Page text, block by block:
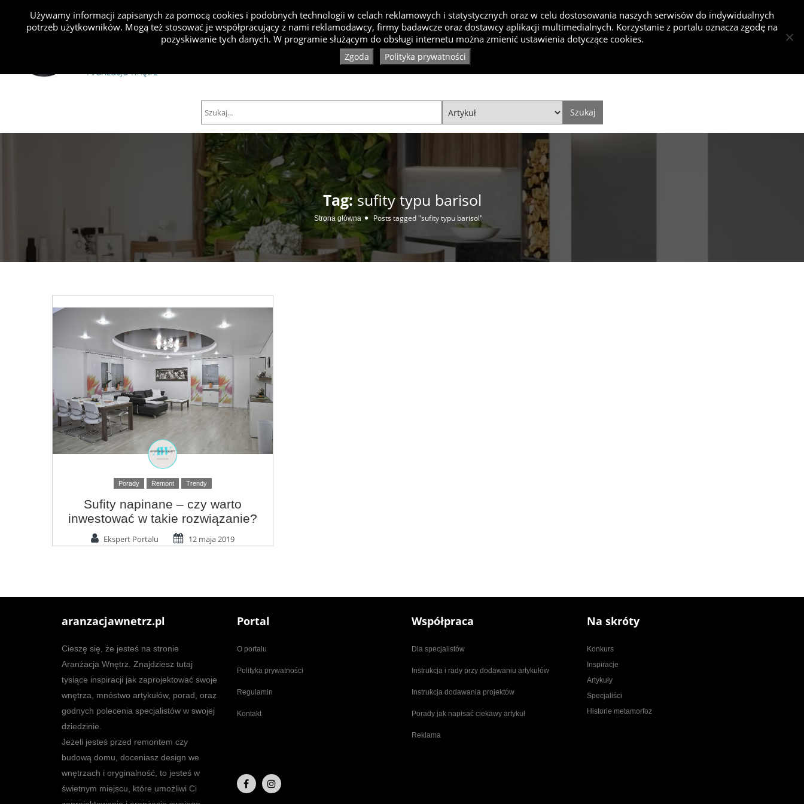
Dodaj projekt
Projekty Inspiracje Artykuły Produkty Specjaliści
Konkurs
Tag:sufity typu barisol
Strona główna Posts tagged "sufity typu barisol"
Porady Remont Trendy
Sufity napinane – czy warto
inwestować w takie rozwiązanie?
Ekspert Portalu 12 maja 2019
aranzacjawnetrz.pl
Cieszę się, że jesteś na stronie
Aranżacja Wnętrz. Znajdziesz tutaj
tysiące inspiracji jak zaprojektować swoje
wnętrza, mnóstwo artykułów, porad, oraz
godnych polecenia specjalistów w swojej
dziedzinie.
Jeżeli jesteś przed remontem czy
budową domu, doceniasz design we
wnętrzach i oryginalność, to jesteś w
świetnym miejscu, które umożliwi Ci
Portal
O portalu
Polityka prywatności
Regulamin
Kontakt
Współpraca
Dla specjalistów
Instrukcja i rady przy dodawaniu artykułów
Instrukcja dodawania projektów
Porady jak napisać ciekawy artykuł
Reklama
Na skróty
Konkurs
Inspiracje
Artykuły
Specjaliści
Historie metamorfoz
Używamy informacji zapisanych za pomocą cookies i podobnych technologii w celach reklamowych i statystycznych oraz w celu dostosowania naszych serwisów do indywidualnych
potrzeb użytkowników. Mogą też stosować je współpracujący z nami reklamodawcy, firmy badawcze oraz dostawcy aplikacji multimedialnych. Korzystanie z portalu oznacza zgodę na
pozyskiwanie tych danych. W programie służącym do obsługi internetu można zmienić ustawienia dotyczące cookies.
Zgoda Polityka prywatności